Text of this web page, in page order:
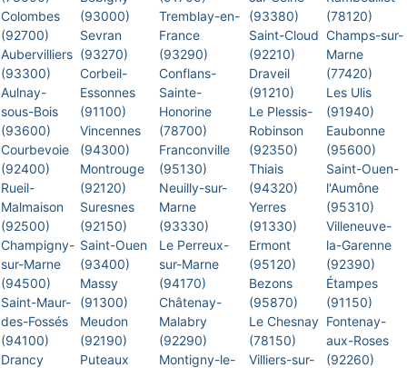
Colombes
(92700)
Aubervilliers
(93300)
Aulnay-
sous-Bois
(93600)
Courbevoie
(92400)
Rueil-
Malmaison
(92500)
Champigny-
sur-Marne
(94500)
Saint-Maur-
des-Fossés
(94100)
Drancy
(93000)
Sevran
(93270)
Corbeil-
Essonnes
(91100)
Vincennes
(94300)
Montrouge
(92120)
Suresnes
(92150)
Saint-Ouen
(93400)
Massy
(91300)
Meudon
(92190)
Puteaux
Tremblay-en-
France
(93290)
Conflans-
Sainte-
Honorine
(78700)
Franconville
(95130)
Neuilly-sur-
Marne
(93330)
Le Perreux-
sur-Marne
(94170)
Châtenay-
Malabry
(92290)
Montigny-le-
(93380)
Saint-Cloud
(92210)
Draveil
(91210)
Le Plessis-
Robinson
(92350)
Thiais
(94320)
Yerres
(91330)
Ermont
(95120)
Bezons
(95870)
Le Chesnay
(78150)
Villiers-sur-
(78120)
Champs-sur-
Marne
(77420)
Les Ulis
(91940)
Eaubonne
(95600)
Saint-Ouen-
l'Aumône
(95310)
Villeneuve-
la-Garenne
(92390)
Étampes
(91150)
Fontenay-
aux-Roses
(92260)